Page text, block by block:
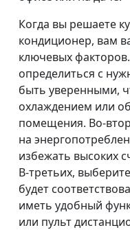
Когда вы решаете
кондиционер, вам
ключевых
определиться с
быть уверенными,
охлаждением или
помещения. Во-
на
избежать высоких
В-третьих,
будет
иметь удобный
или пульт